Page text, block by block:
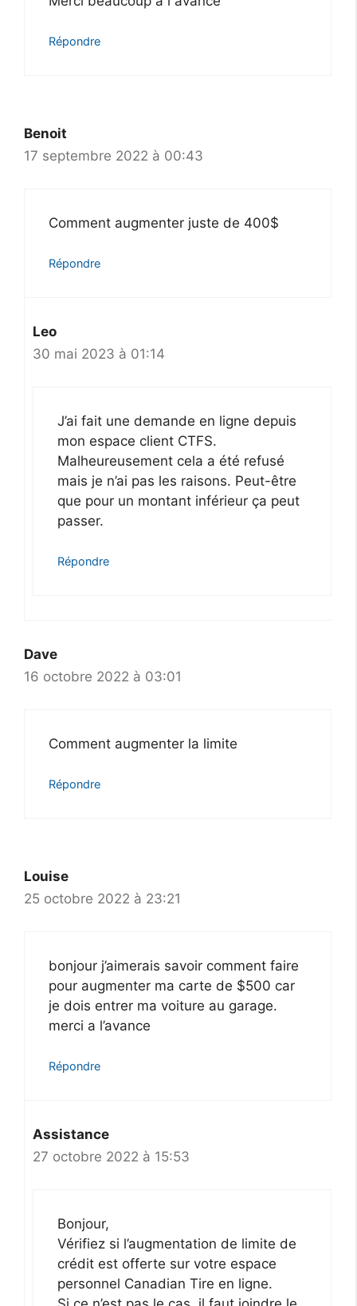
Répondre
Benoit
17 septembre 2022 à 00:43
Comment augmenter juste de 400$
Répondre
Leo
30 mai 2023 à 01:14
J’ai fait une demande en ligne depuis
mon espace client CTFS.
Malheureusement cela a été refusé
mais je n’ai pas les raisons. Peut-être
que pour un montant inférieur ça peut
passer.
Répondre
Dave
16 octobre 2022 à 03:01
Comment augmenter la limite
Répondre
Louise
25 octobre 2022 à 23:21
bonjour j’aimerais savoir comment faire
pour augmenter ma carte de $500 car
je dois entrer ma voiture au garage.
merci a l’avance
Répondre
Assistance
27 octobre 2022 à 15:53
Bonjour,
Vérifiez si l’augmentation de limite de
crédit est offerte sur votre espace
personnel Canadian Tire en ligne.